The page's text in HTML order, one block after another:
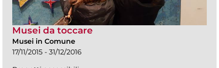
Musei da toccare
Musei in Comune
17/11/2015 - 31/12/2016